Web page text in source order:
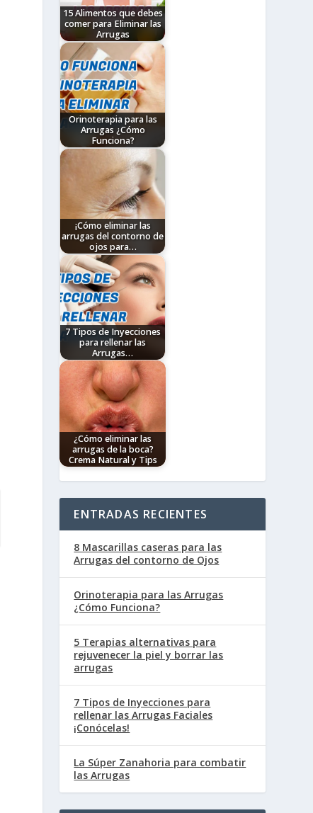
15 Alimentos que debes
comer para Eliminar las
Arrugas
Muchas veces nos
preocupamos por
encontrar el mejor
tratamiento para eliminar
las arrugas y probamos
desde mascarillas,
remedios caseros o…
Orinoterapia para las
Arrugas ¿Cómo
Funciona?
Quizás tengas una idea
muy vaga sobre la
orinoterapia para las
arrugas, pero aquí
conocerás de qué se
trata y…
¡Cómo eliminar las
arrugas del contorno de
ojos para…
Lo primero que te puedo
decir es que existen
mujeres adultas que no
tienen estas líneas de
expresión alrededor de…
7 Tipos de Inyecciones
para rellenar las
Arrugas…
Los rellenos faciales o
rellenos dérmicos se
realizan mediante
inyecciones de diversas
sustancias que sirven
para rellenar (valga la
redundancia)…
¿Cómo eliminar las
arrugas de la boca?
Crema Natural y Tips
la piel en los labios y al
ENTRADAS RECIENTES
8 Mascarillas caseras para las
Arrugas del contorno de Ojos
Orinoterapia para las Arrugas
¿Cómo Funciona?
5 Terapias alternativas para
rejuvenecer la piel y borrar las
arrugas
7 Tipos de Inyecciones para
rellenar las Arrugas Faciales
¡Conócelas!
La Súper Zanahoria para combatir
las Arrugas